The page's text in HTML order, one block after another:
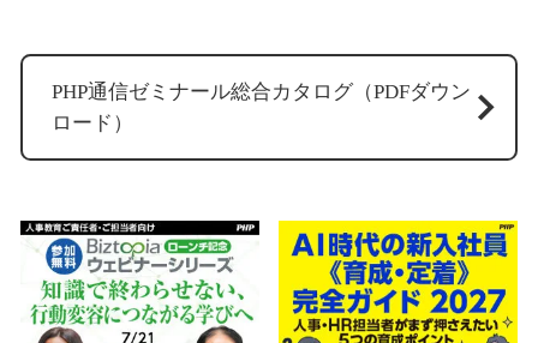
PHP通信ゼミナール総合カタログ（PDFダウン
ロード）